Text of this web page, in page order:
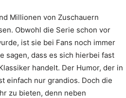
Millionen von Zuschauern
Obwohl die Serie schon vor
ist sie bei Fans noch immer
sagen, dass es sich hierbei fast
handelt. Der Humor, der in
einfach nur grandios. Doch die
zu bieten, denn neben